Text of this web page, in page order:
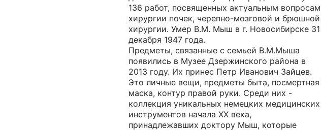
136 работ, посвященных актуальным вопросам
хирургии почек, черепно-мозговой и брюшной
хирургии. Умер В.М. Мыш в г. Новосибирске 31
декабря 1947 года.
Предметы, связанные с семьей В.М.Мыша
появились в Музее Дзержинского района в
2013 году. Их принес Петр Иванович Зайцев.
Это личные вещи, предметы быта, посмертная
маска, контур правой руки. Среди них -
коллекция уникальных немецких медицинских
инструментов начала XX века,
принадлежавших доктору Мыш, которые